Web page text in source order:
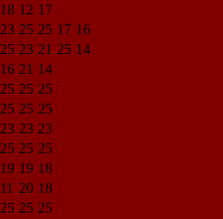
18 12 17
23 25 25 17 16
25 23 21 25 14
16 21 14
25 25 25
25 25 25
23 23 23
25 25 25
19 19 18
11 20 18
25 25 25